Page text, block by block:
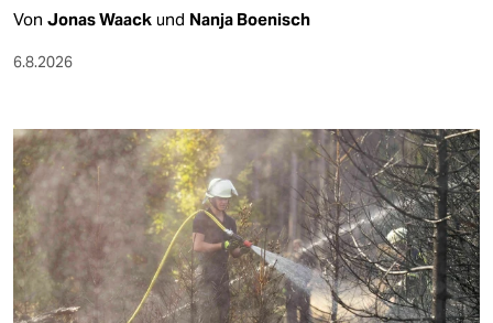
Von Jonas Waack und Nanja Boenisch
6.8.2026